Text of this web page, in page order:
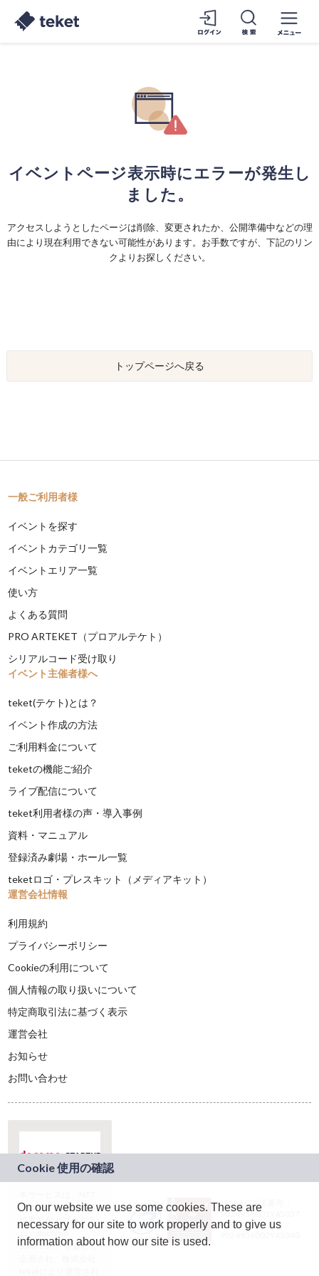
イベントページ表示時にエラーが発生し
ました。
アクセスしようとしたページは削除、変更されたか、公開準備中などの理
由により現在利用できない可能性があります。お手数ですが、下記のリン
クよりお探しください。
トップページへ戻る
一般ご利用者様
イベントを探す
イベントカテゴリ一覧
イベントエリア一覧
使い方
よくある質問
PRO ARTEKET（プロアルテケト）
シリアルコード受け取り
イベント主催者様へ
teket(テケト)とは？
イベント作成の方法
ご利用料金について
teketの機能ご紹介
ライブ配信について
teket利用者様の声・導入事例
資料・マニュアル
登録済み劇場・ホール一覧
teketロゴ・プレスキット（メディアキット）
運営会社情報
利用規約
プライバシーポリシー
Cookieの利用について
個人情報の取り扱いについて
特定商取引法に基づく表示
運営会社
お知らせ
お問い合わせ
ドコモグループの新
規事業創出プログラ
ム「docomo
STARTUP」を通じて
JASRAC許諾番号：
9024936001Y45037
JASRAC許諾番号：
On our website we use some cookies. These are
necessary for our site to work properly and to give us
information about how our site is used.